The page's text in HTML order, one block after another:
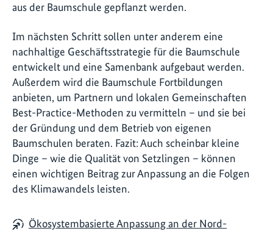
aus der Baumschule gepflanzt werden.
Im nächsten Schritt sollen unter anderem eine
nachhaltige Geschäftsstrategie für die Baumschule
entwickelt und eine Samenbank aufgebaut werden.
Außerdem wird die Baumschule Fortbildungen
anbieten, um Partnern und lokalen Gemeinschaften
Best-Practice-Methoden zu vermitteln – und sie bei
der Gründung und dem Betrieb von eigenen
Baumschulen beraten. Fazit: Auch scheinbar kleine
Dinge – wie die Qualität von Setzlingen – können
einen wichtigen Beitrag zur Anpassung an die Folgen
des Klimawandels leisten.
Ökosystembasierte Anpassung an der Nord-